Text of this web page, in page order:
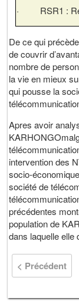
· RSR1 :
De ce qui
de couvrir
nombre de
la vie en mieux
qui pousse la
Apres avoir
intervention des
socio-
société de
précédentes
population de
dans laquelle elle
< Précédent